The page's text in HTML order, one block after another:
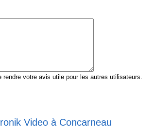
votre avis utile pour les autres utilisateurs.
Video à Concarneau